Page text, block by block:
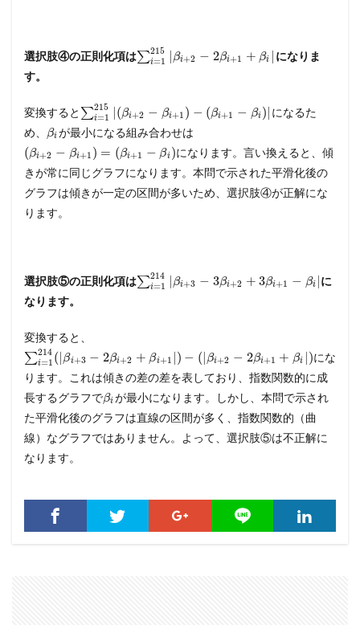
選択肢④の正則化項は∑215
i=1 |βi+2 − 2βi+1 + βi | になりま
す。
変換すると ∑215
i=1 |(βi+2 − βi+1 ) − (βi+1 − βi)| になるた
め、 βiが最小になる組み合わせは
(βi+2 − βi+1 ) = (βi+1 − βi )になります。言い換えると、傾
きが常に同じグラフになります。本問で示された平滑化後の
グラフは傾きが一定の区間が多いため、選択肢④が正解にな
ります。
選択肢⑤の正則化項は∑214
i=1 |βi+3 − 3βi+2 + 3βi+1 − βi |に
なります。
変換すると、
∑214
i=1 (|βi+3 − 2βi+2 + βi+1 |) − (|βi+2 − 2βi+1 + βi |)にな
ります。これは傾きの差の差を表しており、指数関数的に成
長するグラフでβiが最小になります。しかし、本問で示され
た平滑化後のグラフは直線の区間が多く、指数関数的（曲
線）なグラフではありません。よって、選択肢⑤は不正解に
なります。